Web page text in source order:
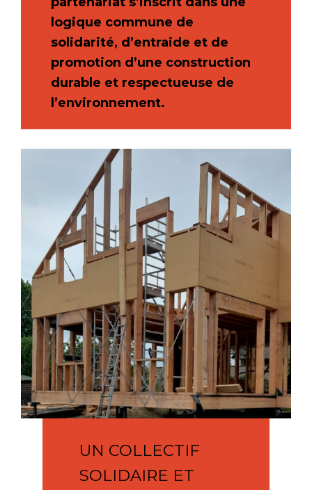
logique commune de
solidarité, d’entraide et de
promotion d’une construction
durable et respectueuse de
l’environnement.
UN COLLECTIF
SOLIDAIRE ET